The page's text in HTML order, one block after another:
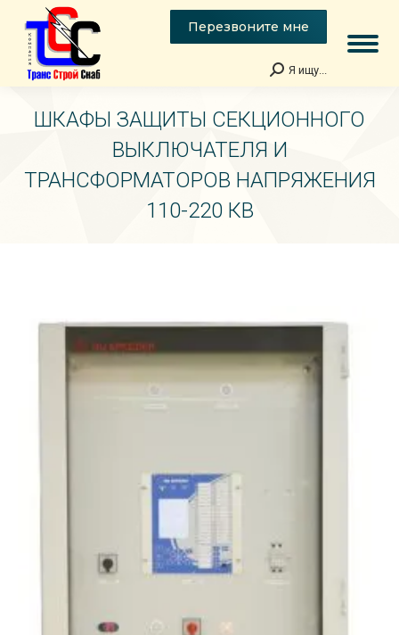
Перезвоните мне
Поиск:
Я ищу...
ШКАФЫ ЗАЩИТЫ СЕКЦИОННОГО
ВЫКЛЮЧАТЕЛЯ И
ТРАНСФОРМАТОРОВ НАПРЯЖЕНИЯ
110-220 КВ